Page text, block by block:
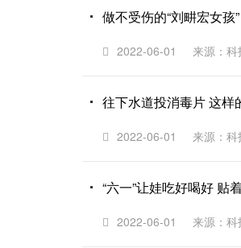
做不受伤的“刘畊宏女
2022-06-01 来源：科
往下水道投消毒片 这样
2022-06-01 来源：科
“六一”让娃吃好喝好 贴
2022-06-01 来源：科